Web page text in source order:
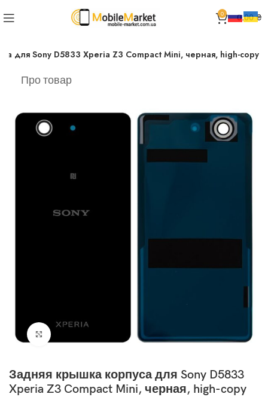
0 0.00₴
для Sony D5833 Xperia Z3 Compact Mini, черная, high-copy
Про товар
Нажмите, чтобы увеличить
Задняя крышка корпуса для Sony D5833
Xperia Z3 Compact Mini, черная, high-copy